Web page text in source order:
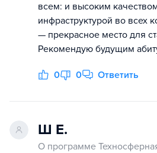
всем: и высоким
инфраструктурой во всех
— прекрасное место для
Рекомендую будущим
0 0 Ответить
Ш Е.
О программе